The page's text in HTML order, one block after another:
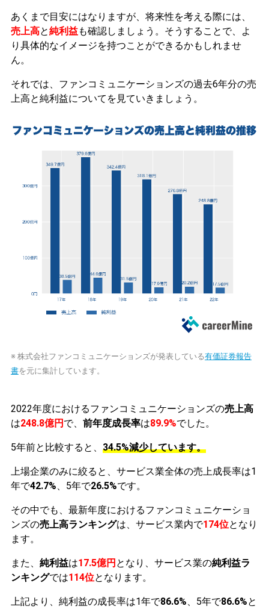
あくまで目安にはなりますが、将来性を考える際には、
売上高と純利益も確認しましょう。そうすることで、よ
り具体的なイメージを持つことができるかもしれませ
ん。
それでは、ファンコミュニケーションズの過去6年分の売
上高と純利益についてを見ていきましょう。
※ 株式会社ファンコミュニケーションズが発表している有価証券報告
書を元に集計しています。
2022年度におけるファンコミュニケーションズの売上高
は248.8億円 で、 前年度成長率は89.9%でした。
5年前と比較すると、 34.5%減少しています。
上場企業のみに絞ると、サービス業全体の売上成長率は1
年で42.7%、5年で26.5%です。
その中でも、最新年度におけるファンコミュニケーショ
ンズの売上高ランキングは、サービス業内で174位となり
ます。
また、 純利益は17.5億円 となり、サービス業の純利益ラ
ンキングでは114位となります。
上記より、純利益の成長率は1年で86.6%、5年で86.6%と